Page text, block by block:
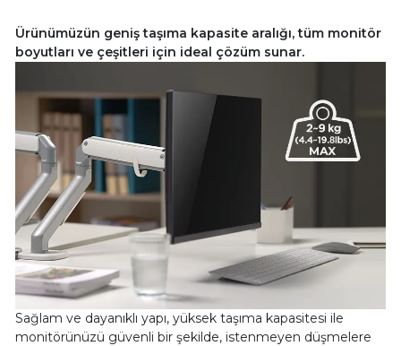
Ürünümüzün geniş taşıma kapasite aralığı, tüm monitör
boyutları ve çeşitleri için ideal çözüm sunar.
Sağlam ve dayanıklı yapı, yüksek taşıma kapasitesi ile
monitörünüzü güvenli bir şekilde, istenmeyen düşmelere